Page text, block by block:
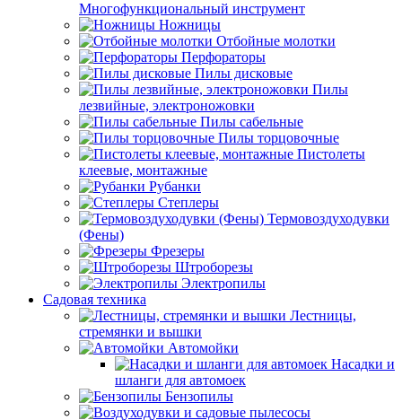
Многофункциональный инструмент
Ножницы
Отбойные молотки
Перфораторы
Пилы дисковые
Пилы
лезвийные, электроножовки
Пилы сабельные
Пилы торцовочные
Пистолеты
клеевые, монтажные
Рубанки
Степлеры
Термовоздуходувки
(Фены)
Фрезеры
Штроборезы
Электропилы
Садовая техника
Лестницы,
стремянки и вышки
Автомойки
Насадки и
шланги для автомоек
Бензопилы